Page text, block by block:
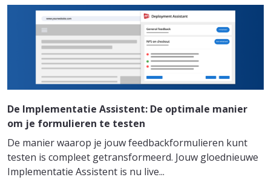
De Implementatie Assistent: De optimale manier
om je formulieren te testen
De manier waarop je jouw feedbackformulieren kunt
testen is compleet getransformeerd. Jouw gloednieuwe
Implementatie Assistent is nu live...